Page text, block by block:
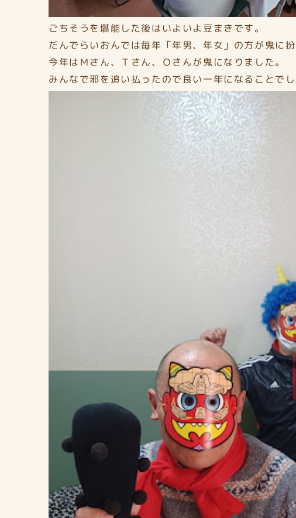
ごちそうを堪能した後はいよいよ豆まきです。
だんでらいおんでは毎年「年男、年女」の方が鬼に
今年はＭさん、Ｔさん、Ｏさんが鬼になりました。
みんなで邪を追い払ったので良い一年になることでし